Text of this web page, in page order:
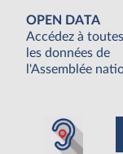
OPEN DATA
Accédez à toutes
les données de
l'Assemblée